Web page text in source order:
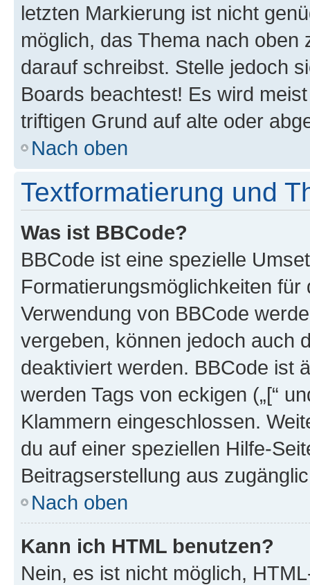
letzten Markierung ist nicht
möglich, das Thema nach oben
darauf schreibst. Stelle jedoch
Boards beachtest! Es wird
triftigen Grund auf alte oder
Nach oben
Textformatierung und
Was ist BBCode?
BBCode ist eine spezielle
Formatierungsmöglichkeiten
Verwendung von BBCode
vergeben, können jedoch auch
deaktiviert werden. BBCode ist
werden Tags von eckigen („[“
Klammern eingeschlossen.
du auf einer speziellen Hilfe-
Beitragserstellung aus
Nach oben
Kann ich HTML benutzen?
Nein, es ist nicht möglich,